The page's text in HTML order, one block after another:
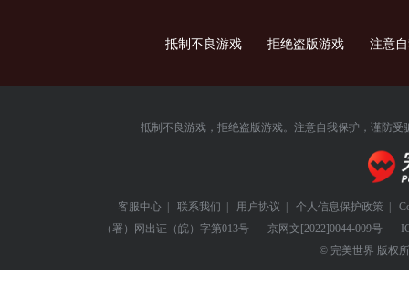
抵制不良游戏 拒绝盗版游戏 注意
抵制不良游戏，拒绝盗版游戏。注意自我保护，谨防受
客服中心 | 联系我们 | 用户协议 | 个人信息保护政策 |
（署）网出证（皖）字第013号
京网文[2022]0044-009号
© 完美世界 版权所